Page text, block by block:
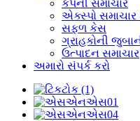
કંપની સમાચાર
એક્સ્પો સમાચાર
સફળ કેસ
ગ્રાહકોની
ઉત્પાદન સમાચાર
અમારો સંપર્ક કરો